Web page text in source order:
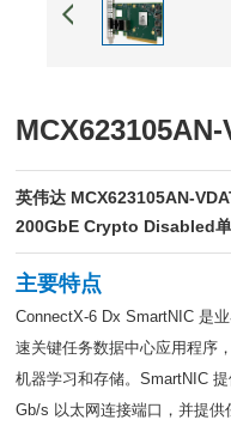
MCX623105AN-
英伟达 MCX623105AN-
200GbE Crypto Disabled
主要特点
ConnectX-6 Dx SmartNIC 是
速关键任务数据中心应用程序
机器学习和存储。SmartNIC
Gb/s 以太网连接端口，并提